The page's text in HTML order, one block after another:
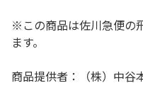
※この商品は佐川急便の
ます。
商品提供者：（株）中谷